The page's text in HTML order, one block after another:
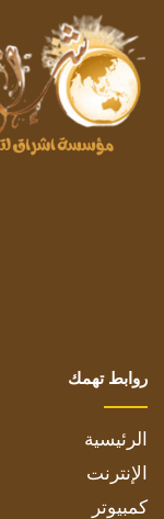
روابط تهمك
الرئيسية
الإنترنت
كمبيوتر